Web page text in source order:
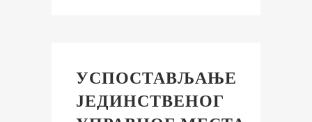
УСПОСТАВЉАЊЕ
ЈЕДИНСТВЕНОГ